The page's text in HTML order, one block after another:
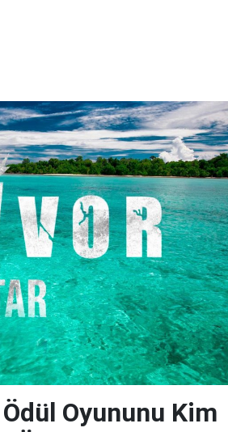
Oyununu Kim